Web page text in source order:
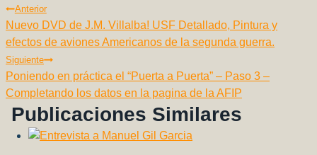
o
k
Navegación
De
Entradas
Anterior
Nuevo DVD de J.M. Villalba! USF Detallado, Pintura y
efectos de aviones Americanos de la segunda guerra.
Siguiente
Poniendo en práctica el “Puerta a Puerta” – Paso 3 –
Completando los datos en la pagina de la AFIP
Publicaciones Similares